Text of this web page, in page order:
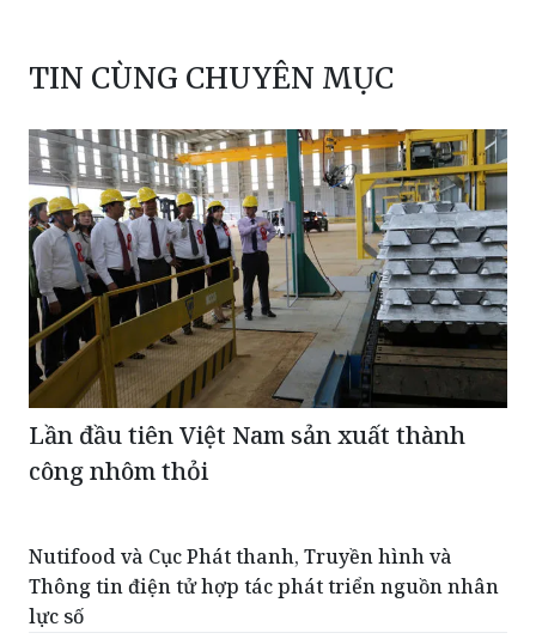
TIN CÙNG CHUYÊN MỤC
công nhôm thỏi